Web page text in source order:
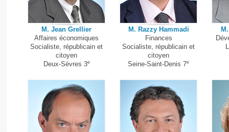
M. Jean Grellier
Affaires économiques
Socialiste, républicain et
citoyen
Deux-Sèvres 3e
M. Razzy Hammadi
Finances
Socialiste, républicain et
citoyen
Seine-Saint-Denis 7e